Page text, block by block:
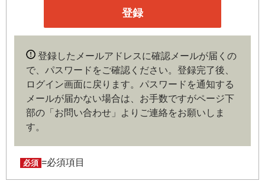
企業や官公庁、研究機関などの役職員、もしくは専門家の
いずれかに該当していることを条件とし、登録の申し込み
を行うには、当社が入会を承諾した時点で、本会員規約の
の内容がある場合や本規約に違反するおそれがある場合に
は、当社は会員登録を拒否もしくは抹消することができま
す。
第４条（ユーザー名とパスワードの管理）
ユーザー名およびパスワードの利用、管理は会員の自己責
任において行うものとします。会員は、ユーザー名および
パスワードの第三者への漏洩、利用許諾、貸与、譲渡、名
登録したメールアドレスに確認メールが届くの
で、パスワードをご確認ください。登録完了後、
ログイン画面に戻ります。パスワードを通知する
メールが届かない場合は、お手数ですがページ下
部の「お問い合わせ」よりご連絡をお願いしま
す。
必須 =必須項目